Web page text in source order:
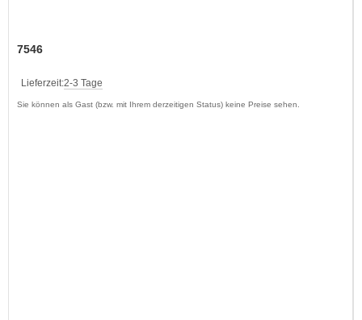
7546
Lieferzeit:2-3 Tage
Sie können als Gast (bzw. mit Ihrem derzeitigen Status) keine Preise sehen.